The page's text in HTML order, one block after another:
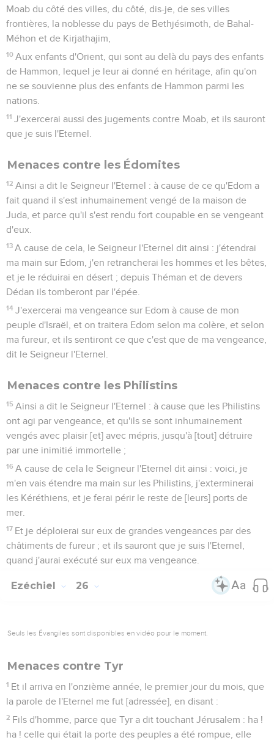
Moab du côté des villes, du côté, dis-je, de ses villes
frontières, la noblesse du pays de Bethjésimoth, de Bahal-
Méhon et de Kirjathajim,
10 Aux enfants d'Orient, qui sont au delà du pays des enfants
de Hammon, lequel je leur ai donné en héritage, afin qu'on
ne se souvienne plus des enfants de Hammon parmi les
nations.
11 J'exercerai aussi des jugements contre Moab, et ils sauront
que je suis l'Eternel.
Menaces contre les Édomites
12 Ainsi a dit le Seigneur l'Eternel : à cause de ce qu'Edom a
fait quand il s'est inhumainement vengé de la maison de
Juda, et parce qu'il s'est rendu fort coupable en se vengeant
d'eux.
13 A cause de cela, le Seigneur l'Eternel dit ainsi : j'étendrai
ma main sur Edom, j'en retrancherai les hommes et les bêtes,
et je le réduirai en désert ; depuis Théman et de devers
Dédan ils tomberont par l'épée.
14 J'exercerai ma vengeance sur Edom à cause de mon
peuple d'Israël, et on traitera Edom selon ma colère, et selon
ma fureur, et ils sentiront ce que c'est que de ma vengeance,
dit le Seigneur l'Eternel.
Menaces contre les Philistins
15 Ainsi a dit le Seigneur l'Eternel : à cause que les Philistins
ont agi par vengeance, et qu'ils se sont inhumainement
vengés avec plaisir [et] avec mépris, jusqu'à [tout] détruire
par une inimitié immortelle ;
16 A cause de cela le Seigneur l'Eternel dit ainsi : voici, je
m'en vais étendre ma main sur les Philistins, j'exterminerai
les Kéréthiens, et je ferai périr le reste de [leurs] ports de
mer.
17 Et je déploierai sur eux de grandes vengeances par des
châtiments de fureur ; et ils sauront que je suis l'Eternel,
quand j'aurai exécuté sur eux ma vengeance.
Ezéchiel 26
Seuls les Évangiles sont disponibles en vidéo pour le moment.
Menaces contre Tyr
1 Et il arriva en l'onzième année, le premier jour du mois, que
la parole de l'Eternel me fut [adressée], en disant :
2 Fils d'homme, parce que Tyr a dit touchant Jérusalem : ha !
ha ! celle qui était la porte des peuples a été rompue, elle